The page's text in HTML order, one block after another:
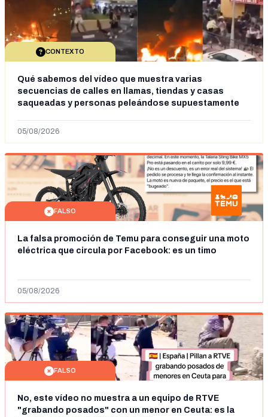
CONTEXTO
Qué sabemos del vídeo que muestra varias
secuencias de calles en llamas, tiendas y casas
saqueadas y personas peleándose supuestamente
situación irregular a Ceuta
05/08/2026
FALSO
La falsa promoción de Temu para conseguir una moto
eléctrica que circula por Facebook: es un timo
05/08/2026
FALSO
No, este vídeo no muestra a un equipo de RTVE
"grabando posados" con un menor en Ceuta: es la